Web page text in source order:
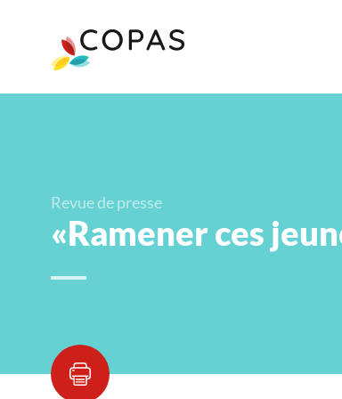
Revue de presse
«Ramener ces